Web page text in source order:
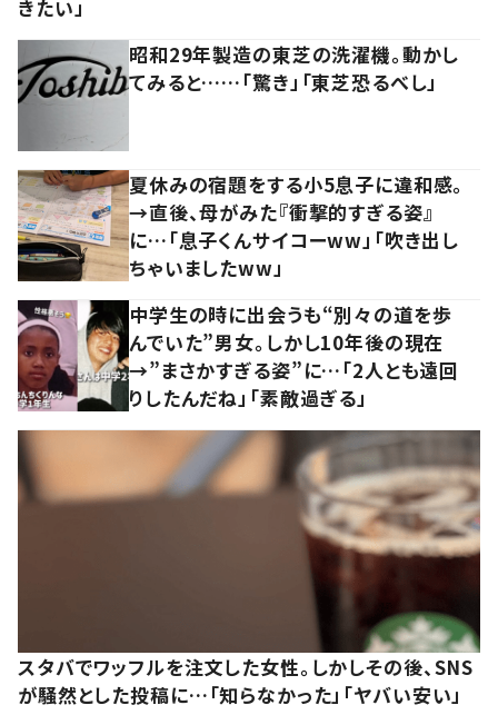
きたい」
昭和29年製造の東芝の洗濯機。動かし
てみると……「驚き」「東芝恐るべし」
夏休みの宿題をする小5息子に違和感。
→直後、母がみた『衝撃的すぎる姿』
に…「息子くんサイコーww」「吹き出し
ちゃいましたww」
中学生の時に出会うも“別々の道を歩
んでいた”男女。しかし10年後の現在
→”まさかすぎる姿”に…「2人とも遠回
りしたんだね」「素敵過ぎる」
スタバでワッフルを注文した女性。しかしその後、SNS
が騒然とした投稿に…「知らなかった」「ヤバい安い」